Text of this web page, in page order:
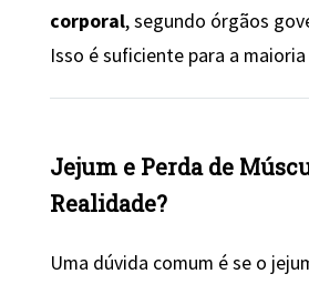
corporal, segundo órgãos
Isso é suficiente para a
Jejum e Perda de
Realidade?
Uma dúvida comum é se o